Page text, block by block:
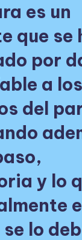
es un
que se
por
a los
del
y lo
lo